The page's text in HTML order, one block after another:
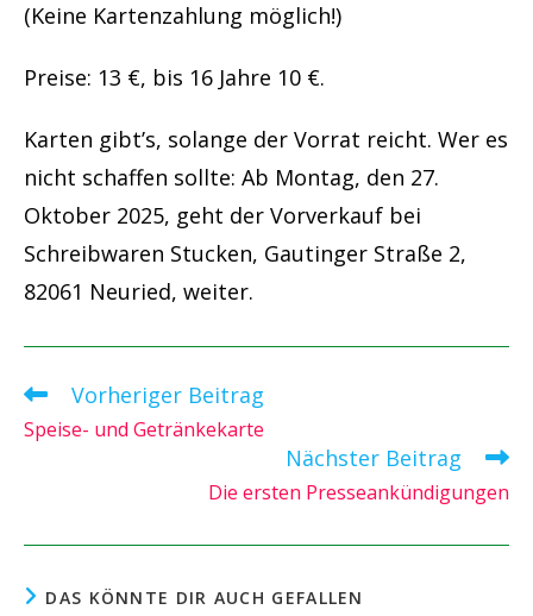
(Keine Kartenzahlung möglich!)
Preise: 13 €, bis 16 Jahre 10 €.
Karten gibt’s, solange der Vorrat reicht. Wer es
nicht schaffen sollte: Ab Montag, den 27.
Oktober 2025, geht der Vorverkauf bei
Schreibwaren Stucken, Gautinger Straße 2,
82061 Neuried, weiter.
Weitere
ansehen
Vorheriger Beitrag
Speise- und Getränkekarte
Nächster Beitrag
Die ersten Presseankündigungen
DAS KÖNNTE DIR AUCH GEFALLEN